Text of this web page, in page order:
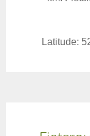
Latitude: